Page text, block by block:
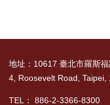
耕
辦
法
及
地址：10617 臺北市羅斯
4, Roosevelt Road, Taipei,
TEL： 886-2-3366-8300